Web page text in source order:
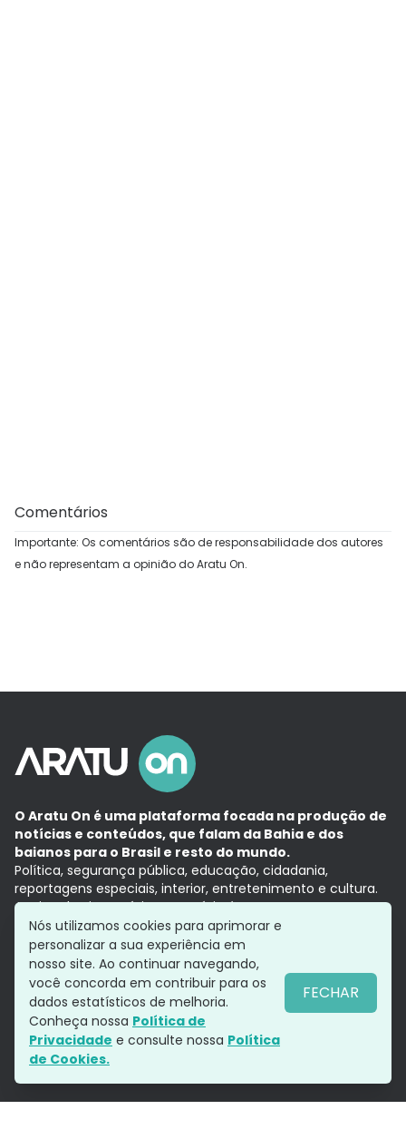
Comentários
Importante: Os comentários são de responsabilidade dos autores
e não representam a opinião do Aratu On.
O Aratu On é uma plataforma focada na produção de
notícias e conteúdos, que falam da Bahia e dos
baianos para o Brasil e resto do mundo.
Política, segurança pública, educação, cidadania,
reportagens especiais, interior, entretenimento e cultura.
Aqui, tudo vira notícia e a notícia é no tempo presente,
com a credibilidade do Grupo Aratu.
Grupo Aratu
Política de privacidade
Siga-nos
Nós utilizamos cookies para aprimorar e
personalizar a sua experiência em
nosso site. Ao continuar navegando,
você concorda em contribuir para os
dados estatísticos de melhoria.
Conheça nossa Política de
Privacidade e consulte nossa Política
de Cookies.
FECHAR